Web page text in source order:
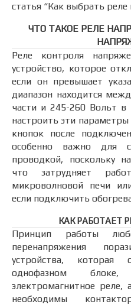
статья “Как выбрать реле
ЧТО ТАКОЕ РЕЛЕ
Реле контроля
устройство, которое
если он превышает
диапазон находится
части и 245-260 Вольт
настроить эти
кнопок после
особенно важно для
проводкой, поскольку
что затрудняет
микроволновой печи
если подключить
КАК РАБОТАЕТ
Принцип работы
перенапряжения
устройства, которая
однофазном блоке,
электромагнитное
необходимы